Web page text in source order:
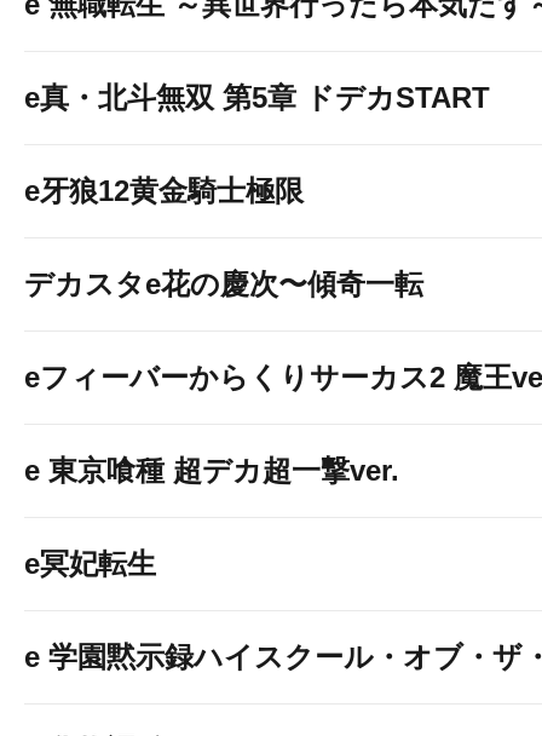
e真・北斗無双 第5章 ドデカSTART
e牙狼12黄金騎士極限
デカスタe花の慶次〜傾奇一転
eフィーバーからくりサーカス2 魔王
e 東京喰種 超デカ超一撃ver.
e冥妃転生
e 学園黙示録ハイスクール・オブ・ザ